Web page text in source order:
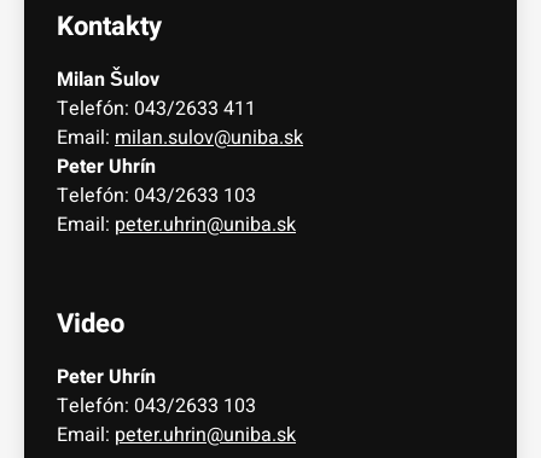
Kontakty
Milan Šulov
Telefón: 043/2633 411
Email: milan.sulov@uniba.sk
Peter Uhrín
Telefón: 043/2633 103
Email: peter.uhrin@uniba.sk
Video
Peter Uhrín
Telefón: 043/2633 103
Email: peter.uhrin@uniba.sk